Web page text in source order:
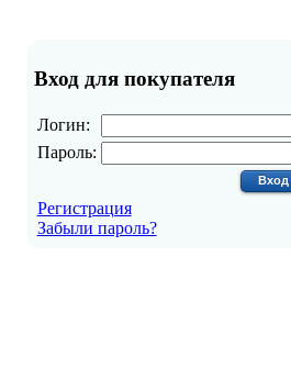
Вход для покупателя
Логин:
Пароль:
Регистрация
Забыли пароль?